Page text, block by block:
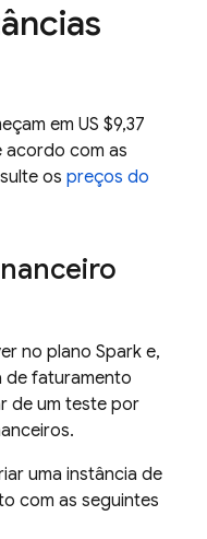
em US $9,37
acordo com as
os preços do
no plano Spark e,
de faturamento
de um teste por
uma instância de
com as seguintes